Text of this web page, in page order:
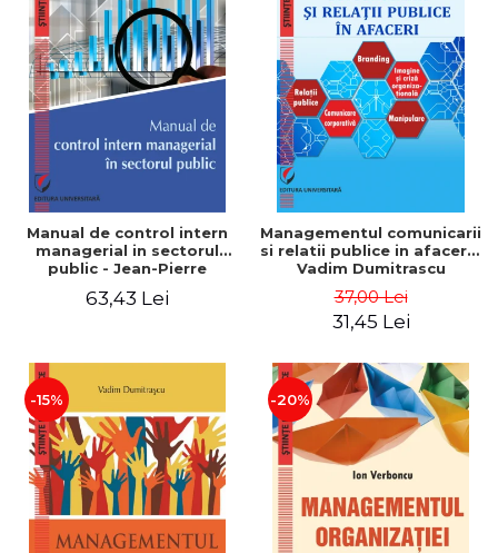
Manual de control intern
managerial in sectorul
public - Jean-Pierre
63,43 Lei
Managementul comunicarii
si relatii publice in afaceri -
Vadim Dumitrascu
37,00 Lei
31,45 Lei
-15% -20%